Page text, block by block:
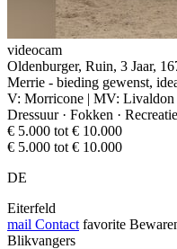
videocam
Oldenburger, Ruin, 3 Jaar,
Merrie - bieding gewenst,
V: Morricone | MV: Livaldon
Dressuur · Fokken ·
€ 5.000 tot € 10.000
€ 5.000 tot € 10.000
DE
Eiterfeld
mail Contact favorite
Blikvangers